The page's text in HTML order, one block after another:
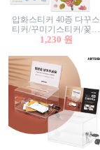
압화스티커 40종 다꾸스
티커/꾸미기스티커/꽃스
티커/압화꽃책갈피/팬시
1,230 원